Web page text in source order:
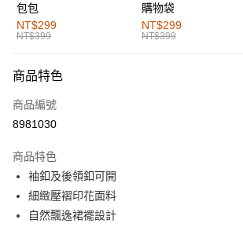
全家取貨付款
每筆NT$60，滿NT$1,000(含以上)免運費
付款後全家取貨
萊爾富取貨付款
付款後萊爾富取貨
每筆NT$60，滿NT$1,000(含以上)免運費
7-11取貨付款
包包
NT$299
NT$399
購物袋
NT$299
NT$399
商品特色
商品編號
8981030
商品特色
袖釦及後領釦可開
細緻壓褶印花面料
自然飄逸裙襬設計